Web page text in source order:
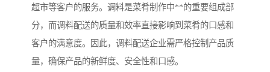
超市等客户的服务。调料是菜肴制作中**的重要组成部
分，而调料配送的质量和效率直接影响到菜肴的口感和
客户的满意度。因此，调料配送企业需严格控制产品质
量，确保产品的新鲜度、安全性和口感。